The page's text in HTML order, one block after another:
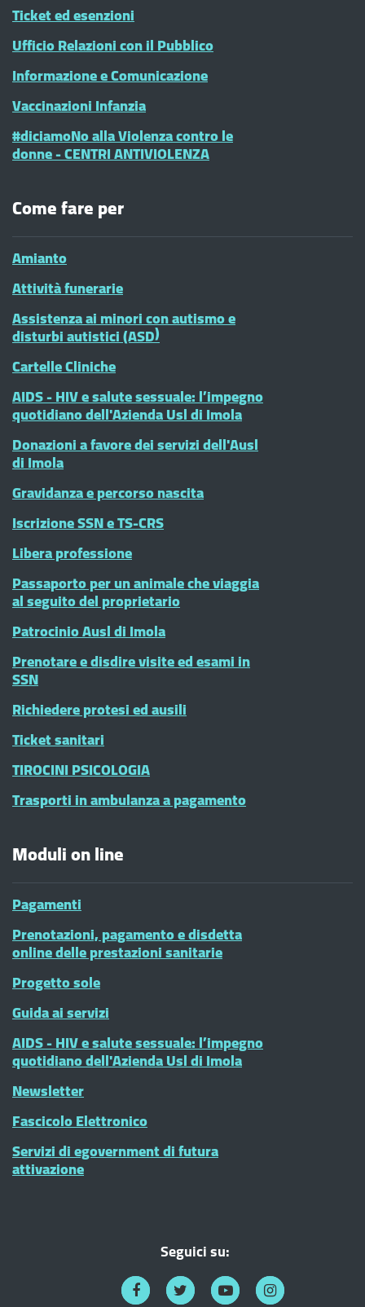
Ticket ed esenzioni
Ufficio Relazioni con il Pubblico
Informazione e Comunicazione
Vaccinazioni Infanzia
#diciamoNo alla Violenza contro le
donne - CENTRI ANTIVIOLENZA
Come fare per
Amianto
Attività funerarie
Assistenza ai minori con autismo e
disturbi autistici (ASD)
Cartelle Cliniche
AIDS - HIV e salute sessuale: l’impegno
quotidiano dell'Azienda Usl di Imola
Donazioni a favore dei servizi dell'Ausl
di Imola
Gravidanza e percorso nascita
Iscrizione SSN e TS-CRS
Libera professione
Passaporto per un animale che viaggia
al seguito del proprietario
Patrocinio Ausl di Imola
Prenotare e disdire visite ed esami in
SSN
Richiedere protesi ed ausili
Ticket sanitari
TIROCINI PSICOLOGIA
Trasporti in ambulanza a pagamento
Moduli on line
Pagamenti
Prenotazioni, pagamento e disdetta
online delle prestazioni sanitarie
Progetto sole
Guida ai servizi
AIDS - HIV e salute sessuale: l’impegno
quotidiano dell'Azienda Usl di Imola
Newsletter
Fascicolo Elettronico
Servizi di egovernment di futura
attivazione
Seguici su: